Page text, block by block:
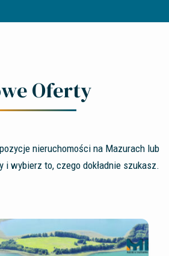
Oferty
nieruchomości na Mazurach lub
i wybierz to, czego dokładnie szukasz.